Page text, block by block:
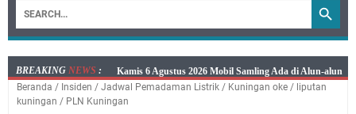
BREAKING NEWS :
Kamis 6 Agustus 2026 Mobil Samling Ada di Alun-alun
Luragung, Ini Persyaratan dan Besaran Biayanya
Beranda / Insiden / Jadwal Pemadaman Listrik / Kuningan oke / liputan
kuningan / PLN Kuningan